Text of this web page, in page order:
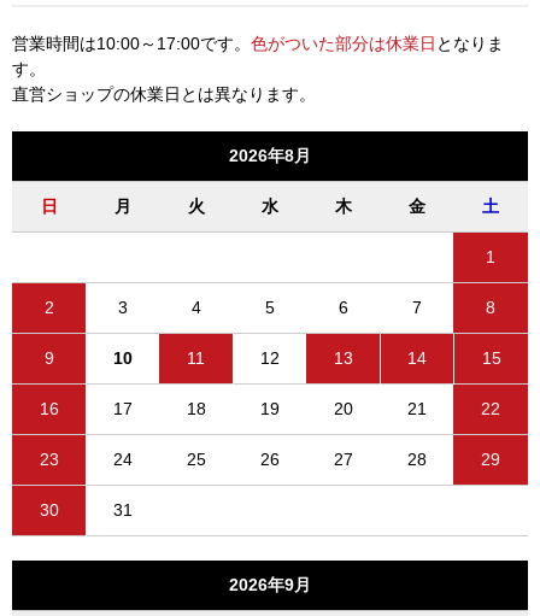
営業時間は10:00～17:00です。 色がついた部分は休業日 となりま
す。
直営ショップの休業日とは異なります。
2026年8月
日 月 火 水 木 金 土
1
2 3 4 5 6 7 8
9 10 11 12 13 14 15
16 17 18 19 20 21 22
23 24 25 26 27 28 29
30 31
2026年9月